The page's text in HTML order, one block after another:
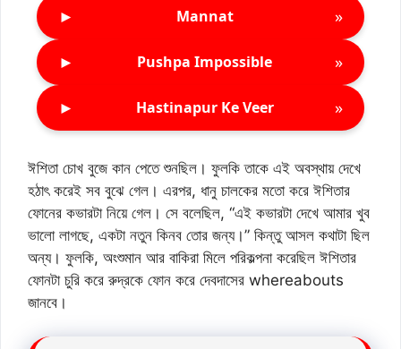
► Mannat »
► Pushpa Impossible »
► Hastinapur Ke Veer »
ঈশিতা চোখ বুজে কান পেতে শুনছিল। ফুলকি তাকে এই অবস্থায় দেখে
হঠাৎ করেই সব বুঝে গেল। এরপর, ধানু চালকের মতো করে ঈশিতার
ফোনের কভারটা নিয়ে গেল। সে বলেছিল, “এই কভারটা দেখে আমার খুব
ভালো লাগছে, একটা নতুন কিনব তোর জন্য।” কিন্তু আসল কথাটা ছিল
অন্য। ফুলকি, অংশুমান আর বাকিরা মিলে পরিকল্পনা করেছিল ঈশিতার
ফোনটা চুরি করে রুদ্রকে ফোন করে দেবদাসের whereabouts
জানবে।